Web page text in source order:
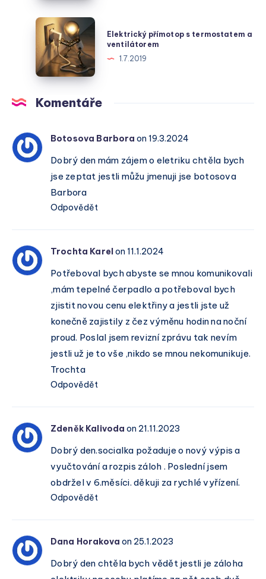
české
metropoli
Váš
Spolehlivý
Průvodce
Energetickým
Světem
Elektrický
přímotop
termostatem
ventilátorem
Elektrický přímotop s termostatem a
ventilátorem
1.7.2019
Komentáře
Botosova Barbora on 19.3.2024
Dobrý den mám zájem o eletriku chtěla bych
jse zeptat jestli můžu jmenuji jse botosova
Barbora
Odpovědět
Trochta Karel on 11.1.2024
Potřeboval bych abyste se mnou komunikovali
,mám tepelné čerpadlo a potřeboval bych
zjistit novou cenu elektřiny a jestli jste už
konečně zajistily z čez výměnu hodin na noční
proud. Poslal jsem revizní zprávu tak nevím
jestli už je to vše ,nikdo se mnou nekomunikuje.
Trochta
Odpovědět
Zdeněk Kalivoda on 21.11.2023
Dobrý den.socialka požaduje o nový výpis a
vyučtování a rozpis záloh . Poslední jsem
obdržel v 6.měsíci. děkuji za rychlé vyřízení.
Odpovědět
Dana Horakova on 25.1.2023
Dobrý den chtěla bych vědět jestli je záloha